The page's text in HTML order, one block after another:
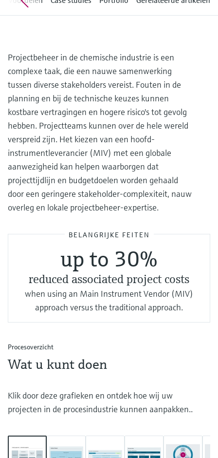
Device Viewer
Spare parts finder
Find spare parts by product root, order code,
or serial number
Level measurement with pressure
Memosens technology
besluitvormingsniveau
Projectbeheer in de chemische industrie is een
complexe taak, die een nauwe samenwerking
tussen diverse stakeholders vereist. Fouten in de
planning en bij de technische keuzes kunnen
kostbare vertragingen en hogere risico's tot gevolg
hebben. Projectteams kunnen over de hele wereld
verspreid zijn. Het kiezen van een hoofd-
instrumentleverancier (MIV) met een globale
aanwezigheid kan helpen waarborgen dat
projecttijdlijn en budgetdoelen worden gehaald
door een geringere stakeholder-complexiteit, nauw
overleg en lokale projectbeheer-expertise.
BELANGRIJKE FEITEN
up to 30%
reduced associated project costs
when using an Main Instrument Vendor (MIV)
approach versus the traditional approach.
Procesoverzicht
Wat u kunt doen
Klik door deze grafieken en ontdek hoe wij uw
projecten in de procesindustrie kunnen aanpakken..